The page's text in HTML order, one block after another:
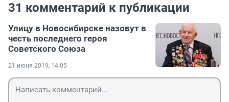
31 комментарий к публикации
Улицу в Новосибирске назовут в
честь последнего героя
Советского Союза
21 июня 2019, 14:05